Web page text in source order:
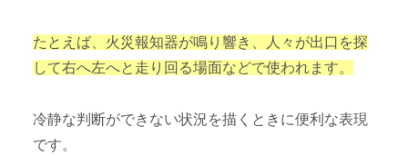
たとえば、火災報知器が鳴り響き、人々が出口を探
して右へ左へと走り回る場面などで使われます。
冷静な判断ができない状況を描くときに便利な表現
です。